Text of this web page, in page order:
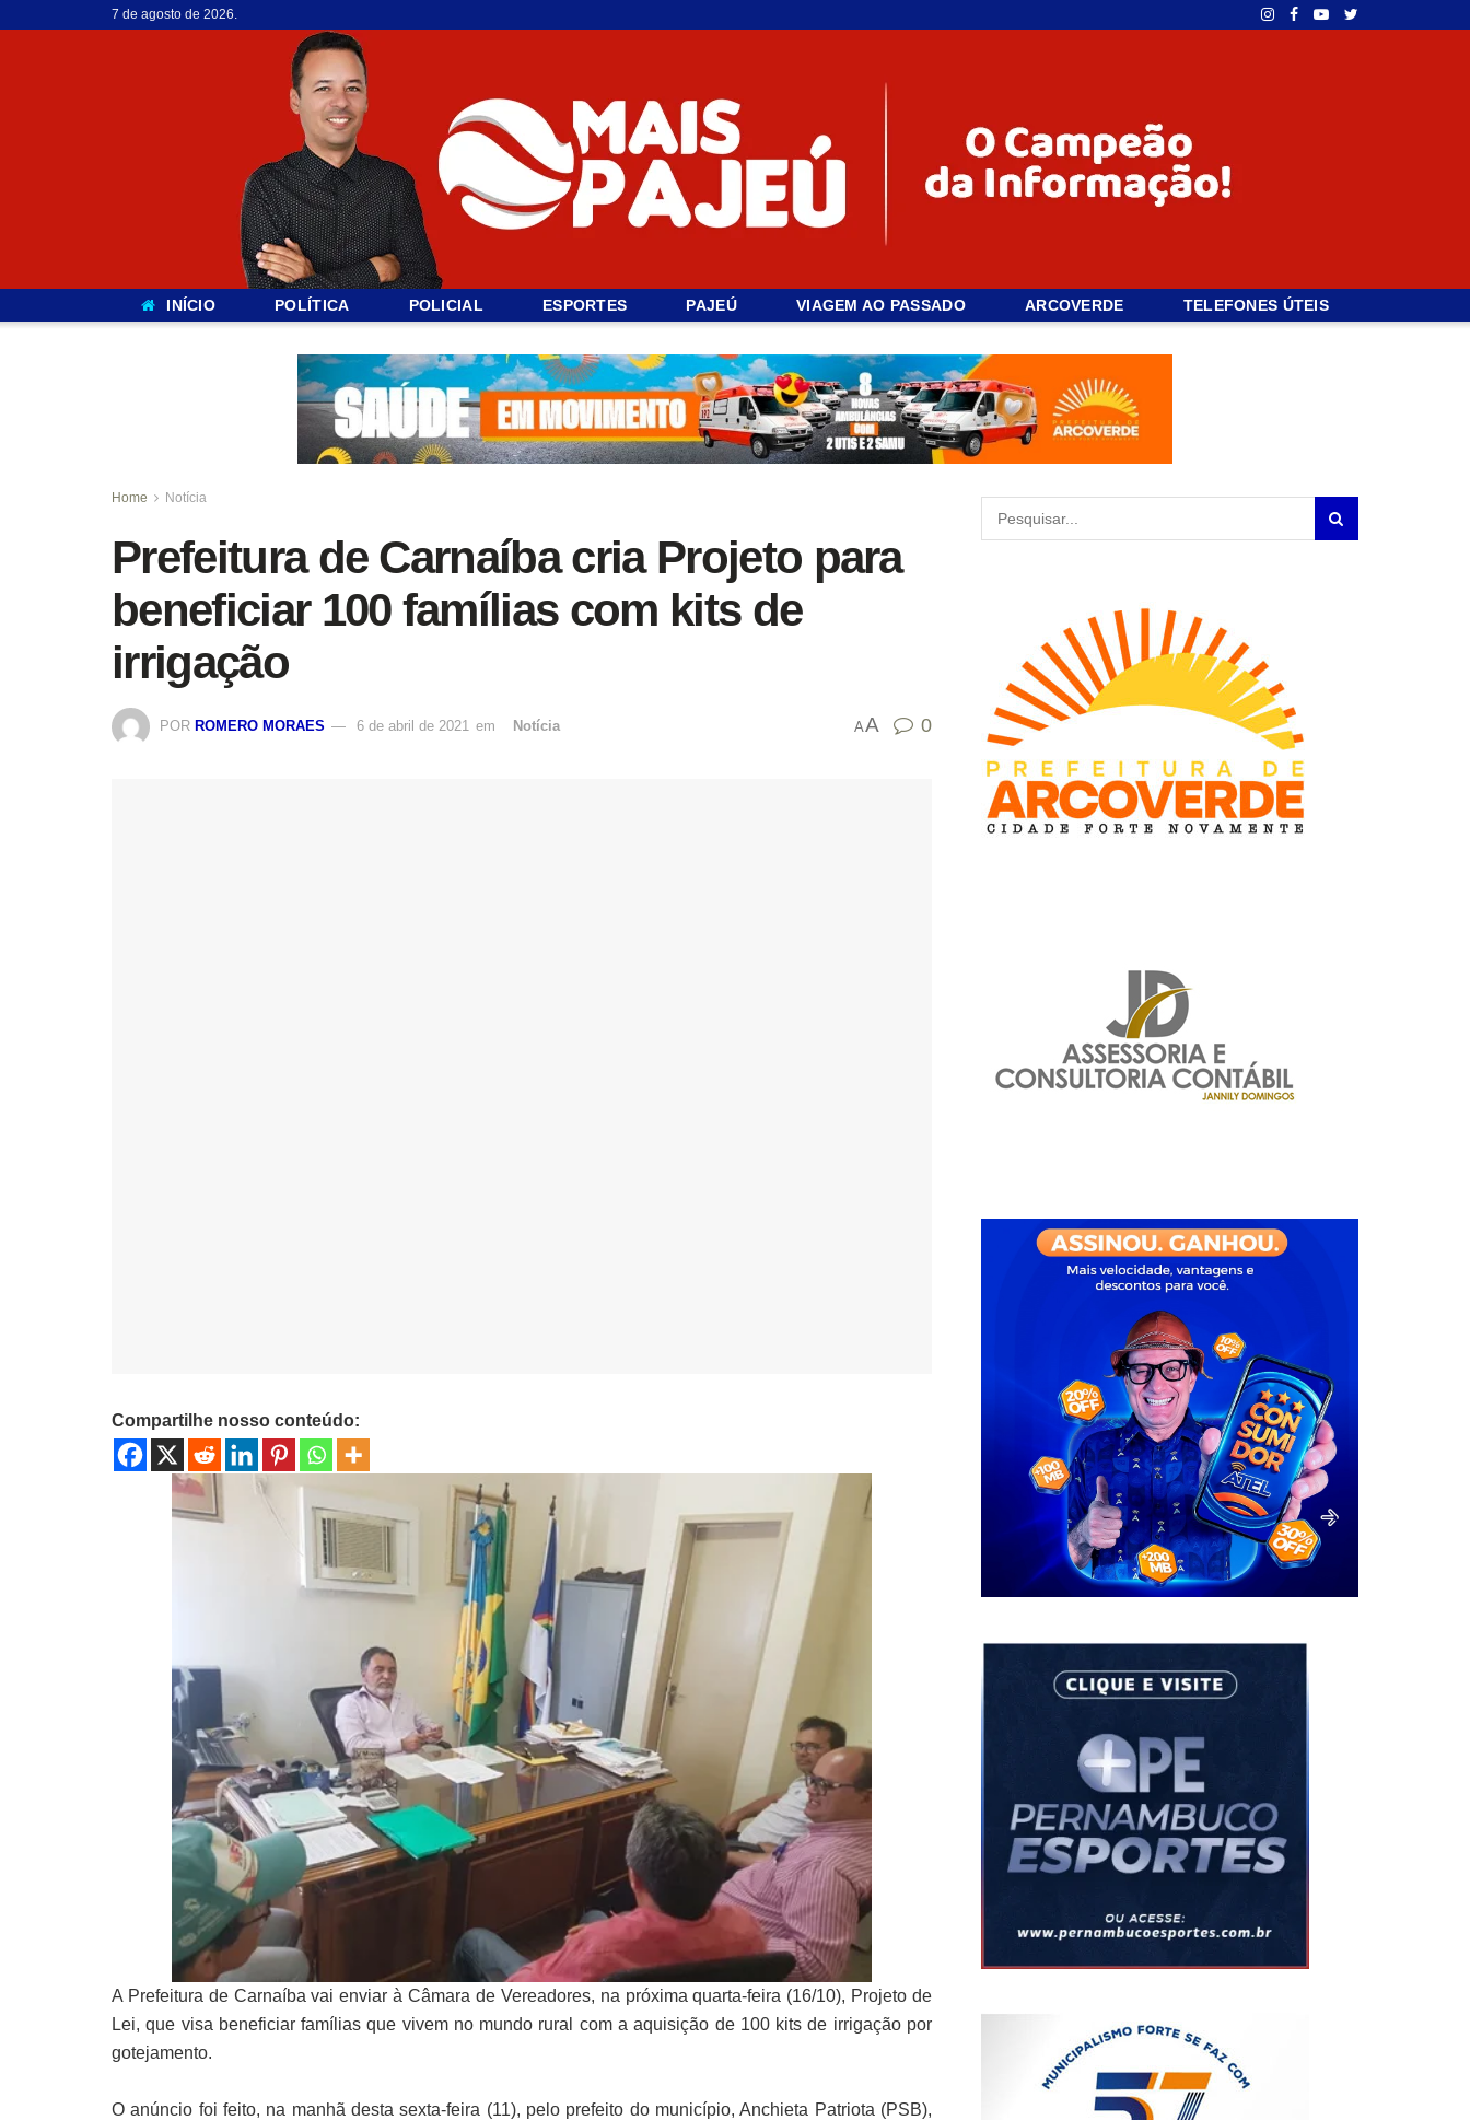
7 de agosto de 2026.
INÍCIO POLÍTICA POLICIAL ESPORTES PAJEÚ VIAGEM AO PASSADO ARCOVERDE TELEFONES ÚTEIS
Home Notícia
Prefeitura de Carnaíba cria Projeto para
beneficiar 100 famílias com kits de
irrigação
POR ROMERO MORAES 6 de abril de 2021 emﾠ Notícia AA 0
Compartilhe nosso conteúdo:
A Prefeitura de Carnaíba vai enviar à Câmara de Vereadores, na próxima quarta-feira (16/10), Projeto de
Lei, que visa beneficiar famílias que vivem no mundo rural com a aquisição de 100 kits de irrigação por
gotejamento.
O anúncio foi feito, na manhã desta sexta-feira (11), pelo prefeito do município, Anchieta Patriota (PSB),